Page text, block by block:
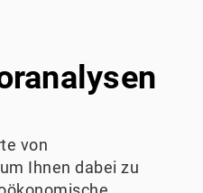
von
Ihnen dabei zu